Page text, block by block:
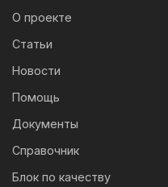
О проекте
Статьи
Новости
Помощь
Документы
Справочник
Блок по качеству